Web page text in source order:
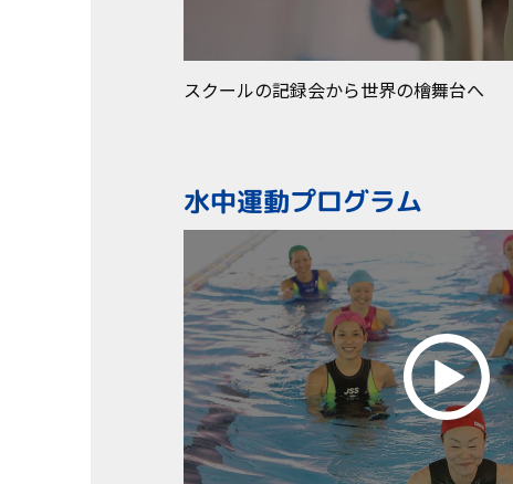
スクールの記録会から世界の檜舞台へ
水中運動プログラム